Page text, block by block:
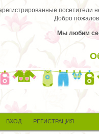
посетители
Добро
Мы любим
ВХОД РЕГИСТРАЦИЯ